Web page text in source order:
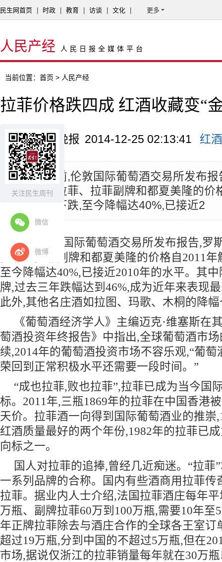
关注民生周刊
微信
微博
民生网首页 时政 教育 访谈 文化 更多
人民产经 人民日报全媒体平台
当前位置： 首页 > 人民产经
拉菲价格跌四成 红酒收藏变“
来源：扬子晚报 2014-12-25 02:13:41 红酒
摘要：日前,伦敦国际葡萄酒交易所发布
族旗下的拉菲、拉菲副牌和都夏美隆的价
之后急剧下跌,至今降幅达40%,已接近2
日前,伦敦国际葡萄酒交易所发布报告,罗
拉菲、拉菲副牌和都夏美隆的价格自2011
至今降幅达40%,已接近2010年的水平。其
牌,过去三年跌幅达到46%,成为近年来表现
此外,其他名庄酒如拉图、玛歌、木桐的降
《葡萄酒经济学人》主编迈克·维塞斯在
萄酒投资年终报告》中指出,全球葡萄酒市
续,2014年的葡萄酒投资市场不容乐观,“葡
荣回到正常积极水平还需要一段时间。”
“成也拉菲,败也拉菲”,拉菲已成为当今国
标。2011年,三瓶1869年的拉菲在中国香港
天价。拉菲酒一向得到国际葡萄酒业的推崇
红酒质量最好的两个年份,1982年的拉菲已
向标之一。
国人对拉菲的追捧,曾经几近痴迷。“拉菲
一系列品牌的合称。国内有些酒商用拉菲传
拉菲。据业内人士介绍,法国拉菲酒庄每年
万瓶、副牌拉菲60万到100万瓶,需要10年至
年正牌拉菲除去与酒庄合作的全球各王室订
超过19万瓶,分到中国的不超过5万瓶,但在
市场,据说仅浙江的拉菲销量每年就在30万